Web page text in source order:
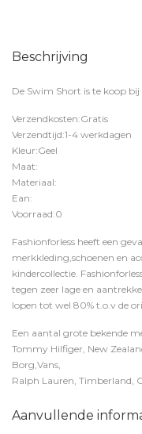
Beschrijving
De Swim Short is te koop bij
Verzendkosten:Gratis
Verzendtijd:1-4 werkdagen
Kleur:Geel
Maat:
Materiaal:
Ean:
Voorraad:0
Fashionforless heeft een
merkkleding,schoenen en
kindercollectie.
tegen zeer lage en
lopen tot wel 80% t.o.v de
Een aantal grote bekende
Tommy Hilfiger, New
Borg,Vans,
Ralph Lauren, Timberland,
Aanvullende